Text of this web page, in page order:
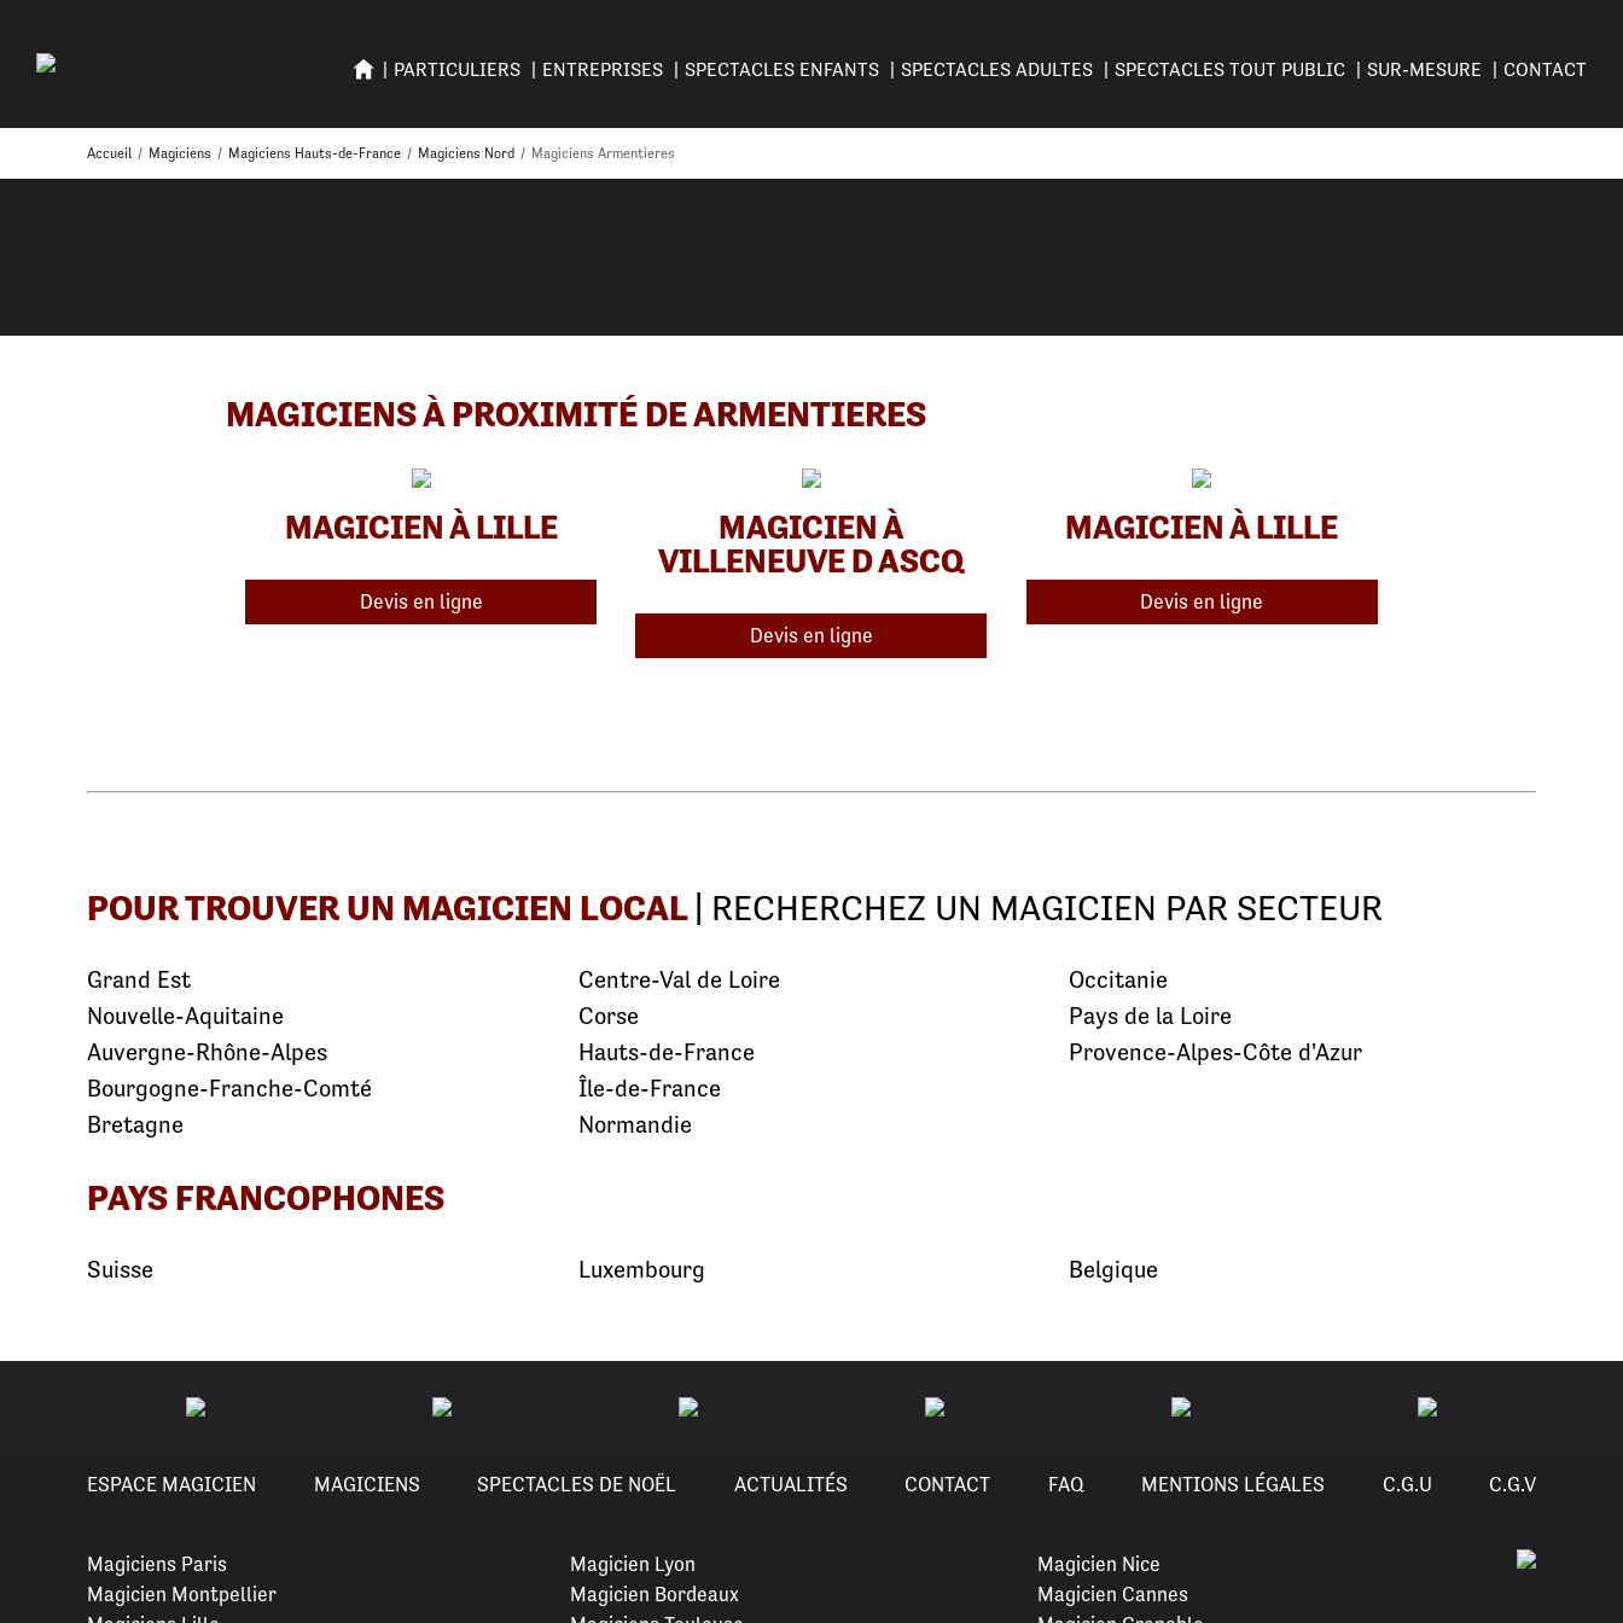
PARTICULIERS ENTREPRISES SPECTACLES ENFANTS SPECTACLES ADULTES SPECTACLES TOUT PUBLIC SUR-MESURE CONTACT
Accueil / Magiciens / Magiciens Hauts-de-France / Magiciens Nord / Magiciens Armentieres
MAGICIENS À PROXIMITÉ DE ARMENTIERES
MAGICIEN À LILLE
Devis en ligne
MAGICIEN À
VILLENEUVE D ASCQ
Devis en ligne
MAGICIEN À LILLE
Devis en ligne
POUR TROUVER UN MAGICIEN LOCAL | RECHERCHEZ UN MAGICIEN PAR SECTEUR
Grand Est
Nouvelle-Aquitaine
Auvergne-Rhône-Alpes
Bourgogne-Franche-Comté
Bretagne
Centre-Val de Loire
Corse
Hauts-de-France
Île-de-France
Normandie
Occitanie
Pays de la Loire
Provence-Alpes-Côte d'Azur
PAYS FRANCOPHONES
Suisse Luxembourg Belgique
ESPACE MAGICIEN MAGICIENS SPECTACLES DE NOËL ACTUALITÉS CONTACT FAQ MENTIONS LÉGALES C.G.U C.G.V
Magiciens Paris
Magicien Montpellier
Magicien Lyon
Magicien Bordeaux
Magicien Nice
Magicien Cannes